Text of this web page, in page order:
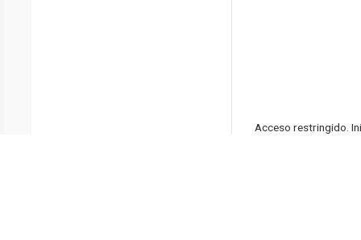
Acceso restringido.